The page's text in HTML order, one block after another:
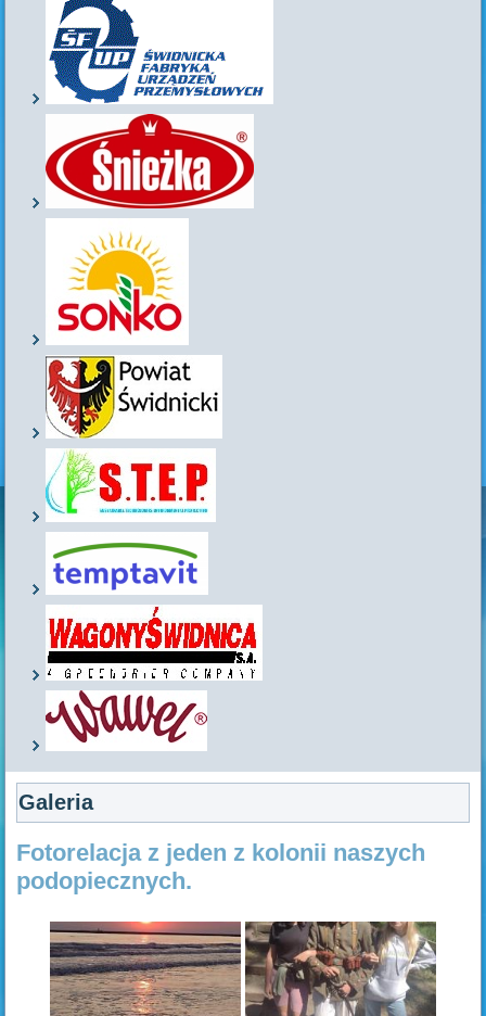
Galeria
Fotorelacja z jeden z kolonii naszych
podopiecznych.